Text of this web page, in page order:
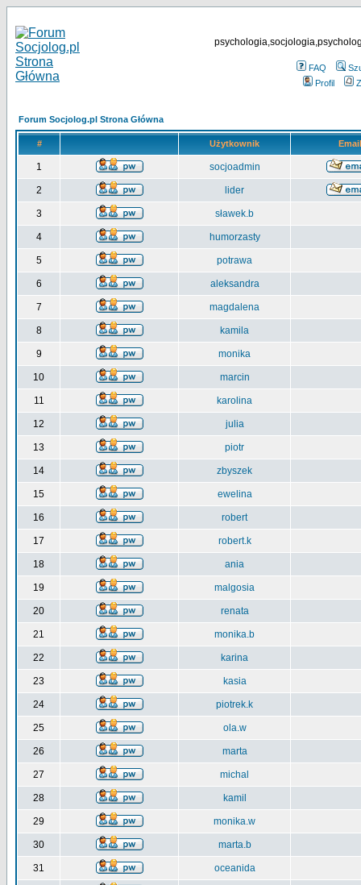
FAQ
Profil
Forum Socjolog.pl Strona Główna
# Użytkownik Email
1 socjoadmin
2 lider
3 sławek.b
4 humorzasty
5 potrawa
6 aleksandra
7 magdalena
8 kamila
9 monika
10 marcin
11 karolina
12 julia
13 piotr
14 zbyszek
15 ewelina
16 robert
17 robert.k
18 ania
19 malgosia
20 renata
21 monika.b
22 karina
23 kasia
24 piotrek.k
25 ola.w
26 marta
27 michal
28 kamil
29 monika.w
30 marta.b
31 oceanida